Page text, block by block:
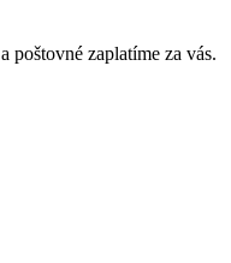
a poštovné zaplatíme za vás.